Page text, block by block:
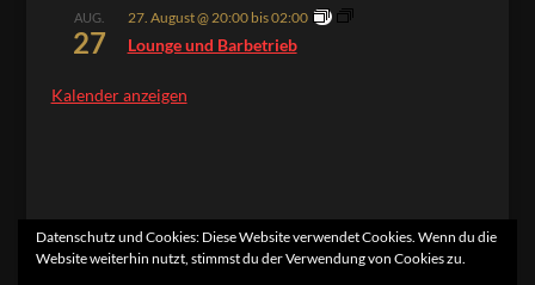
AUG.
27
27. August @ 20:00bis02:00
Lounge und Barbetrieb
Kalender anzeigen
Datenschutz und Cookies: Diese Website verwendet Cookies. Wenn du die
Website weiterhin nutzt, stimmst du der Verwendung von Cookies zu.